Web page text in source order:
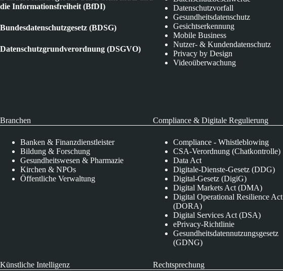
die Informationsfreiheit (BfDI)
Bundesdatenschutzgesetz (BDSG)
Datenschutzgrundverordnung (DSGVO)
Datenschutzvorfall
Gesundheitsdatenschutz
Gesichtserkennung
Mobile Business
Nutzer- & Kundendatenschutz
Privacy by Design
Videoüberwachung
Branchen
Banken & Finanzdienstleister
Bildung & Forschung
Gesundheitswesen & Pharmazie
Kirchen & NPOs
Öffentliche Verwaltung
Compliance & Digitale Regulierung
Compliance - Whistleblowing
CSA-Verordnung (Chatkontrolle)
Data Act
Digitale-Dienste-Gesetz (DDG)
Digital-Gesetz (DigiG)
Digital Markets Act (DMA)
Digital Operational Resilience Act
(DORA)
Digital Services Act (DSA)
ePrivacy-Richtlinie
Gesundheitsdatennutzungsgesetz
(GDNG)
Künstliche Intelligenz Rechtsprechung